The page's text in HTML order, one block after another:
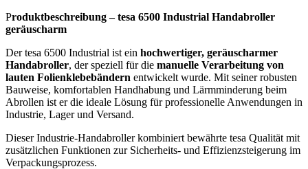
Produktbeschreibung – tesa 6500 Industrial Handabroller
geräuscharm
Der tesa 6500 Industrial ist ein hochwertiger, geräuscharmer
Handabroller, der speziell für die manuelle Verarbeitung von
lauten Folienklebebändern entwickelt wurde. Mit seiner robusten
Bauweise, komfortablen Handhabung und Lärmminderung beim
Abrollen ist er die ideale Lösung für professionelle Anwendungen in
Industrie, Lager und Versand.
Dieser Industrie-Handabroller kombiniert bewährte tesa Qualität mit
zusätzlichen Funktionen zur Sicherheits- und Effizienzsteigerung im
Verpackungsprozess.